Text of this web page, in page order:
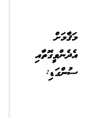
މަޤާމަށް
އެދެންވީގޮތާއި
ސުންގަޑި: